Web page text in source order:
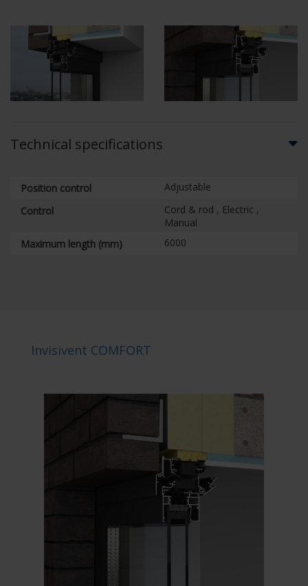
Technical specifications
Position control
Adjustable
Control
Cord & rod , Electric ,
Manual
Maximum length (mm)
6000
Invisivent COMFORT